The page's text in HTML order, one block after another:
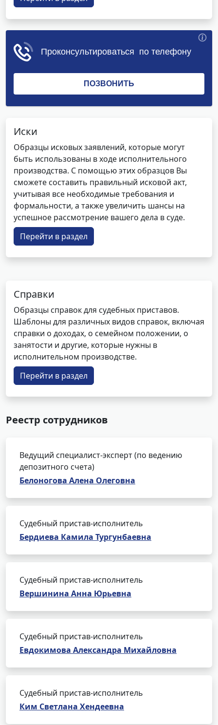
Иски
Образцы исковых заявлений, которые могут
быть использованы в ходе исполнительного
производства. С помощью этих образцов Вы
сможете составить правильный исковой акт,
учитывая все необходимые требования и
формальности, а также увеличить шансы на
успешное рассмотрение вашего дела в суде.
Перейти в раздел
Справки
Образцы справок для судебных приставов.
Шаблоны для различных видов справок, включая
справки о доходах, о семейном положении, о
занятости и другие, которые нужны в
исполнительном производстве.
Перейти в раздел
Реестр сотрудников
Ведущий специалист-эксперт (по ведению
депозитного счета)
Белоногова Алена Олеговна
Судебный пристав-исполнитель
Бердиева Камила Тургунбаевна
Судебный пристав-исполнитель
Вершинина Анна Юрьевна
Судебный пристав-исполнитель
Евдокимова Александра Михайловна
Судебный пристав-исполнитель
Ким Светлана Хендеевна